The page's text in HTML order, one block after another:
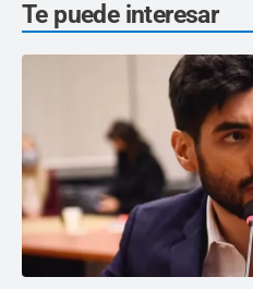
Te puede interesar